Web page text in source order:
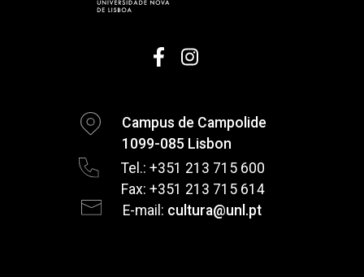
Campus de Campolide
1099-085 Lisbon
Tel.: +351 213 715 600
Fax: +351 213 715 614
E-mail: cultura@unl.pt